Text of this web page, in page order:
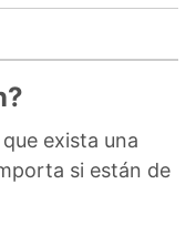
exista una
si están de